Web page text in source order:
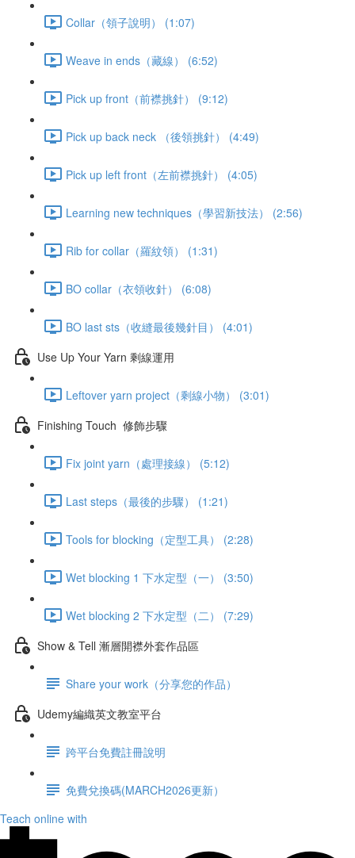
Collar（領子說明） (1:07)
Weave in ends（藏線） (6:52)
Pick up front（前襟挑針） (9:12)
Pick up back neck （後領挑針） (4:49)
Pick up left front（左前襟挑針） (4:05)
Learning new techniques（學習新技法） (2:56)
Rib for collar（羅紋領） (1:31)
BO collar（衣領收針） (6:08)
BO last sts（收縫最後幾針目） (4:01)
Use Up Your Yarn 剩線運用
Leftover yarn project（剩線小物） (3:01)
Finishing Touch 修飾步驟
Fix joint yarn（處理接線） (5:12)
Last steps（最後的步驟） (1:21)
Tools for blocking（定型工具） (2:28)
Wet blocking 1 下水定型（一） (3:50)
Wet blocking 2 下水定型（二） (7:29)
Show & Tell 漸層開襟外套作品區
Share your work（分享您的作品）
Udemy編織英文教室平台
跨平台免費註冊說明
免費兌換碼(MARCH2026更新）
Teach online with